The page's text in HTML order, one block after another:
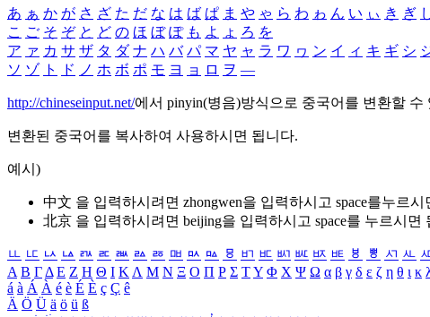
あ ぁ か が さ ざ た だ な は ば ぱ ま や ゃ ら わ ゎ ん い ぃ き ぎ
こ ご そ ぞ と ど の ほ ぼ ぽ も よ ょ ろ を
ア ァ カ サ ザ タ ダ ナ ハ バ パ マ ヤ ャ ラ ワ ヮ ン イ ィ キ ギ シ
ソ ゾ ト ド ノ ホ ボ ポ モ ヨ ョ ロ ヲ ―
http://chineseinput.net/에서 pinyin(병음)방식으로 중국어를 변환할 수
변환된 중국어를 복사하여 사용하시면 됩니다.
예시)
中文 을 입력하시려면 zhongwen을 입력하시고 space를누르시
北京 을 입력하시려면 beijing을 입력하시고 space를 누르시면
ㅥ ㅦ ㅧ ㅨ ㅩ ㅪ ㅫ ㅬ ㅭ ㅮ ㅯ ㅰ ㅱ ㅲ ㅳ ㅴ ㅵ ㅶ ㅷ ㅸ ㅹ ㅺ ㅻ
Α Β ΓΔ Ε Ζ Η Θ Ι ΚΛ Μ Ν Ξ Ο Π Ρ Σ ΤΥ Φ Χ Ψ Ω α β γ δ ε ζ η θ ι κ
á à Á À é è É È ç Ç ê
Ä Ö Ü ä ö ü ß